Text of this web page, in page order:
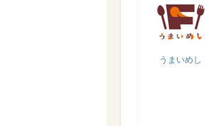
うまいめし